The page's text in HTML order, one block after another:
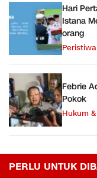
Hari
Istana
orang
Peristiwa
Febrie
Pokok
Hukum
PERLU UNTUK